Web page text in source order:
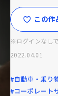
この作
※ログインなし
2022.04.01
#自動車・乗り
#コーポレート